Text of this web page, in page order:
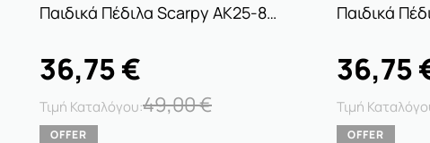
Παιδικά Πέδιλα Scarpy AK25-83 Bronze
49,00€
36,75€ 36,75